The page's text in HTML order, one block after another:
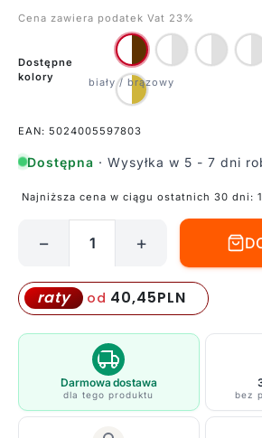
Cena zawiera podatek Vat 23%
Dostępne
kolory
EAN: 5024005597803
Dostępna · Wysyłka w 5 - 7 dni
Najniższa cena w ciągu ostatnich 30 dni:
sufitowa
Griffin
-
brązowy
-
− +
raty od 40,45PLN
Darmowa dostawa
dla tego produktu bez